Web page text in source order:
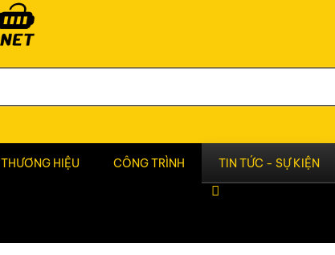
THƯƠNG HIỆU CÔNG TRÌNH TIN TỨC - SỰ KIỆN